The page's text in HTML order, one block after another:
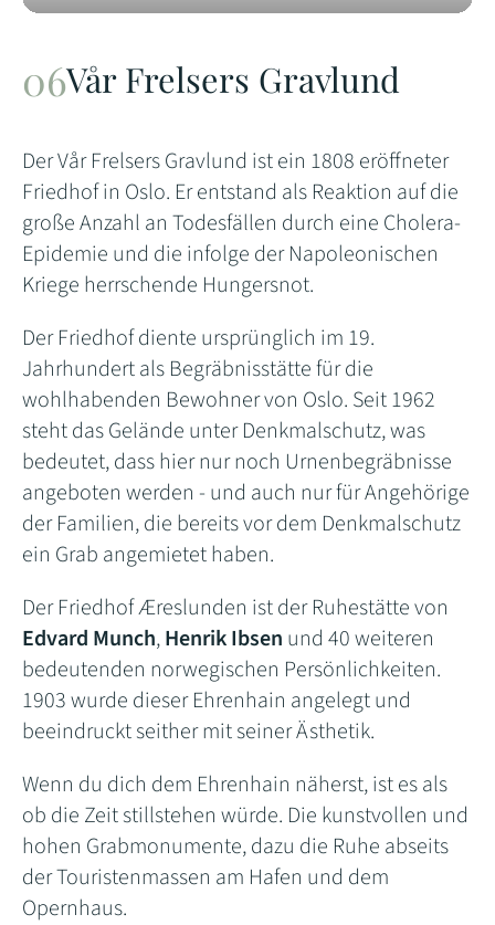
Vår Frelsers Gravlund
Der Vår Frelsers Gravlund ist ein 1808 eröffneter
Friedhof in Oslo. Er entstand als Reaktion auf die
große Anzahl an Todesfällen durch eine Cholera-
Epidemie und die infolge der Napoleonischen
Kriege herrschende Hungersnot.
Der Friedhof diente ursprünglich im 19.
Jahrhundert als Begräbnisstätte für die
wohlhabenden Bewohner von Oslo. Seit 1962
steht das Gelände unter Denkmalschutz, was
bedeutet, dass hier nur noch Urnenbegräbnisse
angeboten werden - und auch nur für Angehörige
der Familien, die bereits vor dem Denkmalschutz
ein Grab angemietet haben.
Der Friedhof Æreslunden ist der Ruhestätte von
Edvard Munch,Henrik Ibsen und 40 weiteren
bedeutenden norwegischen Persönlichkeiten.
1903 wurde dieser Ehrenhain angelegt und
beeindruckt seither mit seiner Ästhetik.
Wenn du dich dem Ehrenhain näherst, ist es als
ob die Zeit stillstehen würde. Die kunstvollen und
hohen Grabmonumente, dazu die Ruhe abseits
der Touristenmassen am Hafen und dem
Opernhaus.